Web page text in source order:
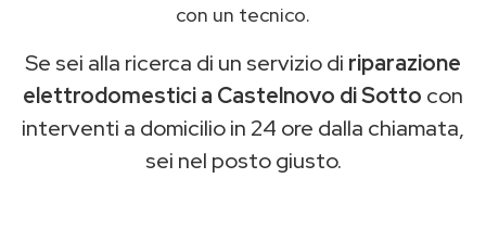
con un tecnico.
Se sei alla ricerca di un servizio di riparazione
elettrodomestici a Castelnovo di Sotto con
interventi a domicilio in 24 ore dalla chiamata,
sei nel posto giusto.